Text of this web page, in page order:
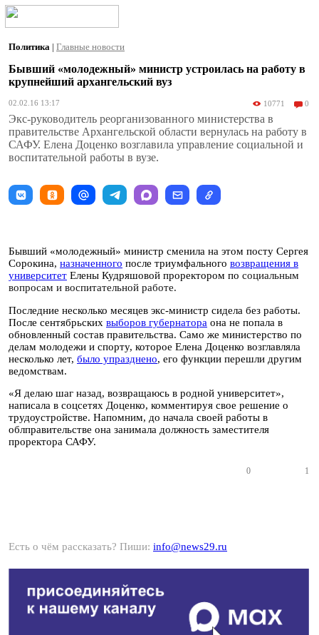
Политика | Главные новости
Бывший «молодежный» министр устроилась на работу в
крупнейший архангельский вуз
02.02.16 13:17 10771 0
Экс-руководитель реорганизованного министерства в
правительстве Архангельской области вернулась на работу в
САФУ. Елена Доценко возглавила управление социальной и
воспитательной работы в вузе.
Бывший «молодежный» министр сменила на этом посту Сергея
Сорокина, назначенного после триумфального возвращения в
университет Елены Кудряшовой проректором по социальным
вопросам и воспитательной работе.
Последние несколько месяцев экс-министр сидела без работы.
После сентябрьских выборов губернатора она не попала в
обновленный состав правительства. Само же министерство по
делам молодежи и спорту, которое Елена Доценко возглавляла
несколько лет, было упразднено, его функции перешли другим
ведомствам.
«Я делаю шаг назад, возвращаюсь в родной университет»,
написала в соцсетях Доценко, комментируя свое решение о
трудоустройстве. Напомним, до начала своей работы в
облправительстве она занимала должность заместителя
проректора САФУ.
0 1
Есть о чём рассказать? Пиши: info@news29.ru